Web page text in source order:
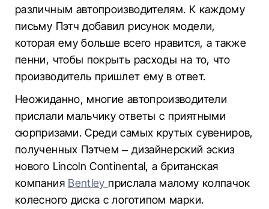
различным автопроизводителям. К каждому
письму Пэтч добавил рисунок модели,
которая ему больше всего нравится, а также
пенни, чтобы покрыть расходы на то, что
производитель пришлет ему в ответ.
Неожиданно, многие автопроизводители
прислали мальчику ответы с приятными
сюрпризами. Среди самых крутых сувениров,
полученных Пэтчем – дизайнерский эскиз
нового Lincoln Continental, а британская
компания Bentley прислала малому колпачок
колесного диска с логотипом марки.